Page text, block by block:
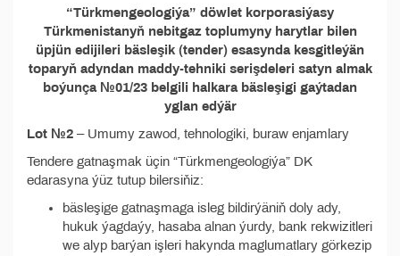
“Türkmengeologiýa” döwlet korporasiýasy
Türkmenistanyň nebitgaz toplumyny harytlar bilen
üpjün edijileri bäsleşik (tender) esasynda kesgitleýän
toparyň adyndan maddy-tehniki serişdeleri satyn almak
boýunça №01/23 belgili halkara bäsleşigi gaýtadan
yglan edýär
Lot №2 – Umumy zawod, tehnologiki, buraw enjamlary
Tendere gatnaşmak üçin “Türkmengeologiýa” DK
edarasyna ýüz tutup bilersiňiz:
bäsleşige gatnaşmaga isleg bildirýäniň doly ady,
hukuk ýagdaýy, hasaba alnan ýurdy, bank rekwizitleri
we alyp barýan işleri hakynda maglumatlary görkezip